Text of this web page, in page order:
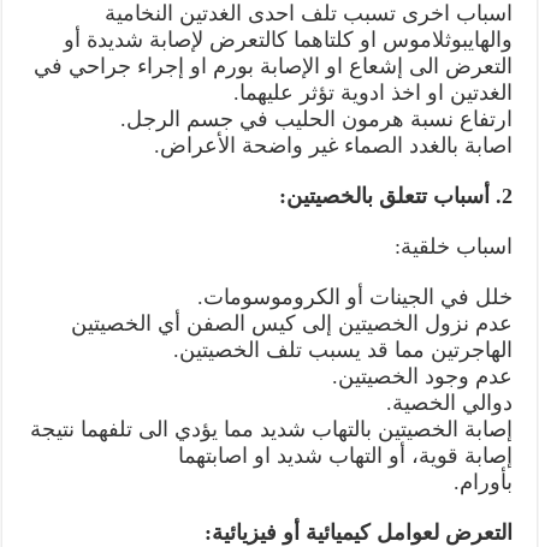
اسباب اخرى تسبب تلف احدی الغدتين النخامية
والهايبوثلاموس او كلتاهما كالتعرض لإصابة شديدة أو
التعرض الى إشعاع او الإصابة بورم او إجراء جراحي في
الغدتين او اخذ ادوية تؤثر عليهما.
ارتفاع نسبة هرمون الحليب في جسم الرجل.
اصابة بالغدد الصماء غير واضحة الأعراض.
2. أسباب تتعلق بالخصيتين:
اسباب خلقية:
خلل في الجينات أو الكروموسومات.
عدم نزول الخصيتين إلى كيس الصفن أي الخصيتين
الهاجرتين مما قد يسبب تلف الخصيتين.
عدم وجود الخصيتين.
دوالي الخصية.
إصابة الخصيتين بالتهاب شديد مما يؤدي الى تلفهما نتيجة
إصابة قوية، أو التهاب شديد او اصابتهما
بأورام.
التعرض لعوامل كيميائية أو فيزيائية: